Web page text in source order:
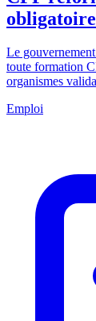
Le
toute formation
organismes
Emploi